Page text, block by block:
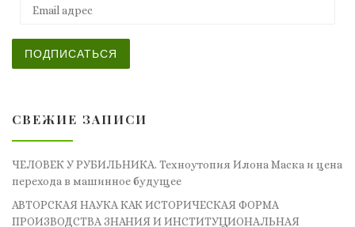
ПОДПИСАТЬСЯ
СВЕЖИЕ ЗАПИСИ
ЧЕЛОВЕК У РУБИЛЬНИКА. Техноутопия Илона Маска и цена
перехода в машинное будущее
АВТОРСКАЯ НАУКА КАК ИСТОРИЧЕСКАЯ ФОРМА
ПРОИЗВОДСТВА ЗНАНИЯ И ИНСТИТУЦИОНАЛЬНАЯ